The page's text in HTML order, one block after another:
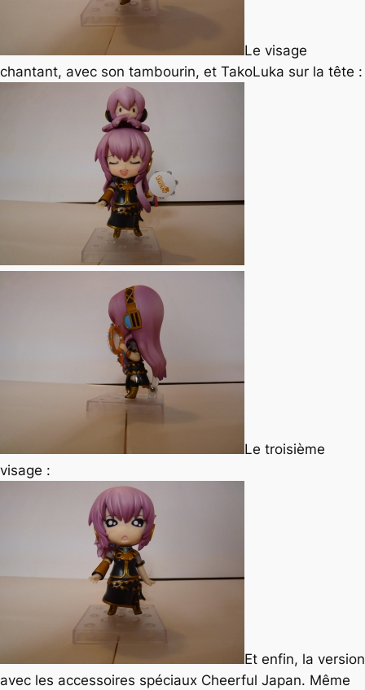
Le visage
chantant, avec son tambourin, et TakoLuka sur la tête :
Le troisième
visage :
Et enfin, la version
avec les accessoires spéciaux Cheerful Japan. Même